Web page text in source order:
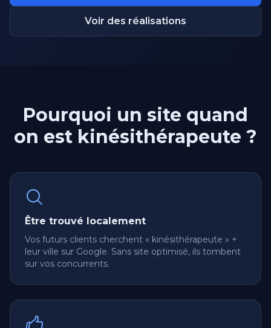
Voir des réalisations
Pourquoi un site quand
on est kinésithérapeute ?
Être trouvé localement
Vos futurs clients cherchent « kinésithérapeute » +
leur ville sur Google. Sans site optimisé, ils tombent
sur vos concurrents.